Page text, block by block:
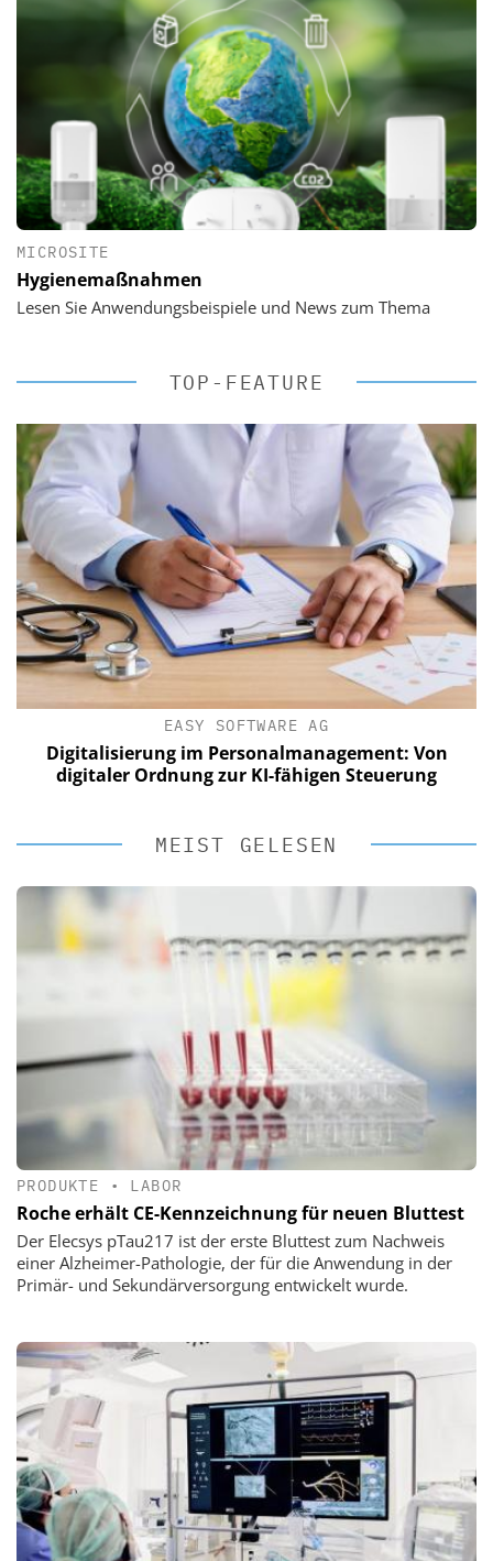
MICROSITE
Hygienemaßnahmen
Lesen Sie Anwendungsbeispiele und News zum Thema
TOP-FEATURE
EASY SOFTWARE AG
Digitalisierung im Personalmanagement: Von
digitaler Ordnung zur KI-fähigen Steuerung
MEIST GELESEN
PRODUKTE • LABOR
Roche erhält CE-Kennzeichnung für neuen Bluttest
Der Elecsys pTau217 ist der erste Bluttest zum Nachweis
einer Alzheimer-Pathologie, der für die Anwendung in der
Primär- und Sekundärversorgung entwickelt wurde.